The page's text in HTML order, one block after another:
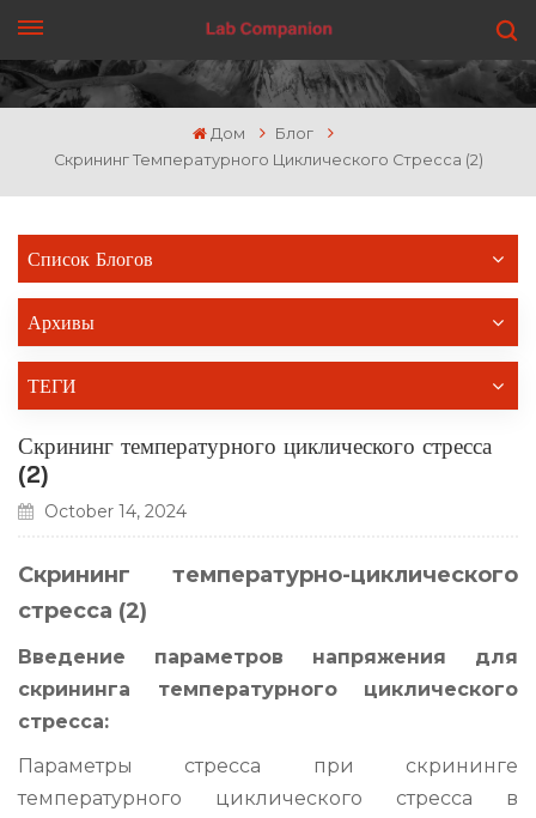
ПОЛУЧИТЬ ЦЕНУ
Дом
Блог
Скрининг Температурного Циклического Стресса (2)
Список Блогов
Архивы
ТЕГИ
Скрининг температурного циклического стресса
(2)
October 14, 2024
Скрининг температурно-циклического
стресса (2)
Введение параметров напряжения для
скрининга температурного циклического
стресса:
Параметры стресса при скрининге
температурного циклического стресса в